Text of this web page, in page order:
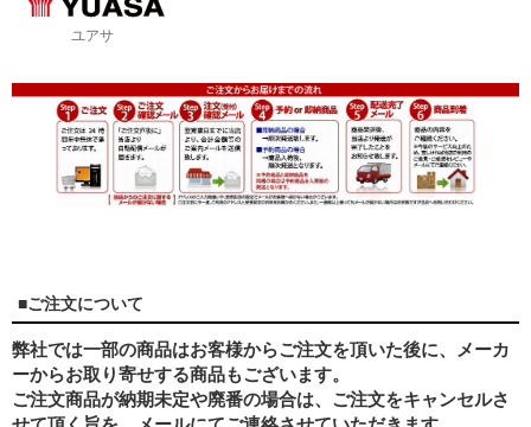
ユアサ
■ご注文について
弊社では一部の商品はお客様からご注文を頂いた後に、メーカ
ーからお取り寄せする商品もございます。
ご注文商品が納期未定や廃番の場合は、ご注文をキャンセルさ